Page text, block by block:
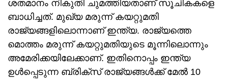
ശതമാനം നികുതി ചുമത്തിയതാണ് സൂചികകളെ
ബാധിച്ചത്. മുഖ്യ മരുന്ന് കയറ്റുമതി
രാജ്യങ്ങളിലൊന്നാണ് ഇന്ത്യ. രാജ്യത്തെ
മൊത്തം മരുന്ന് കയറ്റുമതിയുടെ മൂന്നിലൊന്നും
അമേരിക്കയിലേക്കാണ്. ഇതിനൊപ്പം ഇന്ത്യ
ഉള്‍പ്പെടുന്ന ബ്രിക്‌സ് രാജ്യങ്ങള്‍ക്ക് മേല്‍ 10